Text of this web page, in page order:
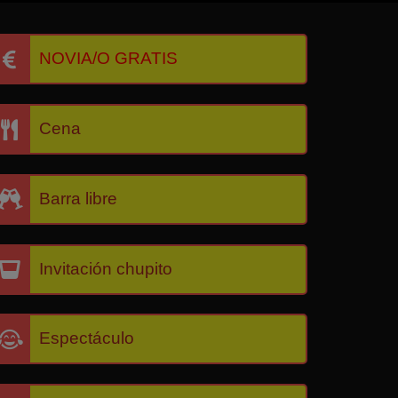
NOVIA/O GRATIS
Cena
Barra libre
Invitación chupito
Espectáculo